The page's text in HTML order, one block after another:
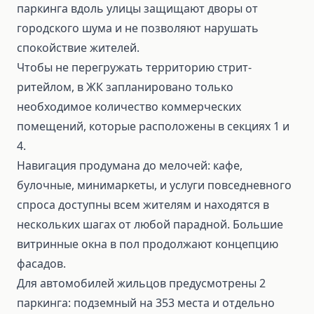
паркинга вдоль улицы защищают дворы от
городского шума и не позволяют нарушать
спокойствие жителей.
Чтобы не перегружать территорию стрит-
ритейлом, в ЖК запланировано только
необходимое количество коммерческих
помещений, которые расположены в секциях 1 и
4.
Навигация продумана до мелочей: кафе,
булочные, минимаркеты, и услуги повседневного
спроса доступны всем жителям и находятся в
нескольких шагах от любой парадной. Большие
витринные окна в пол продолжают концепцию
фасадов.
Для автомобилей жильцов предусмотрены 2
паркинга: подземный на 353 места и отдельно